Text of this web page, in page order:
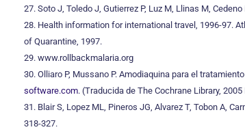
27. Soto J, Toledo J, Gutierrez P, Luz M, Llinas M,
28. Health information for international travel, 1996-97.
of Quarantine, 1997.
29. www.rollbackmalaria.org
30. Olliaro P, Mussano P. Amodiaquina para el
software.com. (Traducida de The Cochrane Library,
31. Blair S, Lopez ML, Pineros JG, Alvarez T, Tobon A,
318-327.